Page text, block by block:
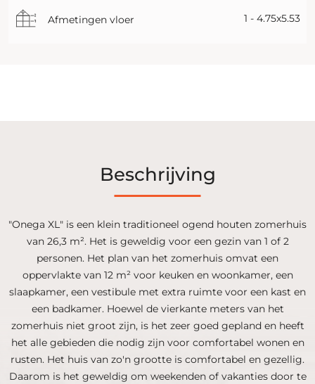
Afmetingen vloer 1 - 4.75x5.53
Beschrijving
"Onega XL" is een klein traditioneel ogend houten zomerhuis
van 26,3 m². Het is geweldig voor een gezin van 1 of 2
personen. Het plan van het zomerhuis omvat een
oppervlakte van 12 m² voor keuken en woonkamer, een
slaapkamer, een vestibule met extra ruimte voor een kast en
een badkamer. Hoewel de vierkante meters van het
zomerhuis niet groot zijn, is het zeer goed gepland en heeft
het alle gebieden die nodig zijn voor comfortabel wonen en
rusten. Het huis van zo'n grootte is comfortabel en gezellig.
Daarom is het geweldig om weekenden of vakanties door te